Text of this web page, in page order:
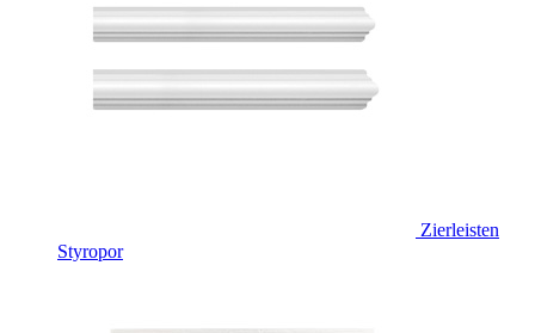
Zierleisten
Styropor